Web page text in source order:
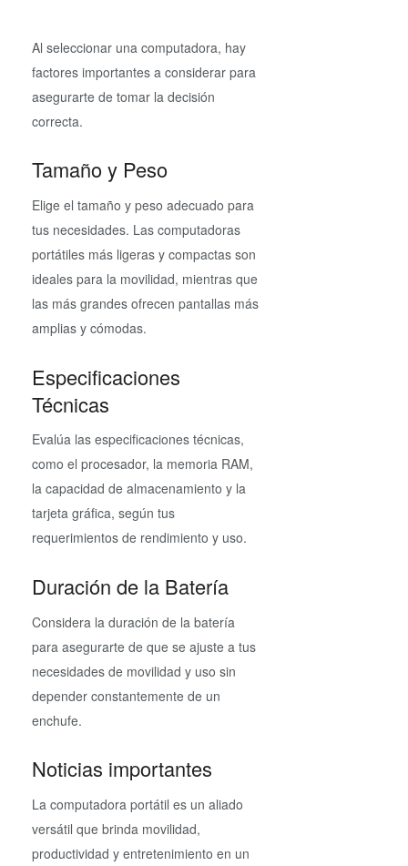
Al seleccionar una computadora, hay
factores importantes a considerar para
asegurarte de tomar la decisión
correcta.
Tamaño y Peso
Elige el tamaño y peso adecuado para
tus necesidades. Las computadoras
portátiles más ligeras y compactas son
ideales para la movilidad, mientras que
las más grandes ofrecen pantallas más
amplias y cómodas.
Especificaciones
Técnicas
Evalúa las especificaciones técnicas,
como el procesador, la memoria RAM,
la capacidad de almacenamiento y la
tarjeta gráfica, según tus
requerimientos de rendimiento y uso.
Duración de la Batería
Considera la duración de la batería
para asegurarte de que se ajuste a tus
necesidades de movilidad y uso sin
depender constantemente de un
enchufe.
Noticias importantes
La computadora portátil es un aliado
versátil que brinda movilidad,
productividad y entretenimiento en un